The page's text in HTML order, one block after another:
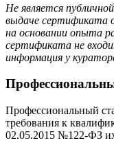
Не является
выдаче сертификата
на основании опыта
сертификата не
информация у
Профессиональный
требования к
02.05.2015 №122-ФЗ